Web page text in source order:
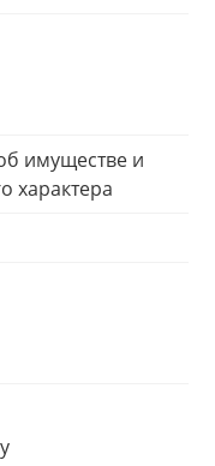
имуществе и
характера